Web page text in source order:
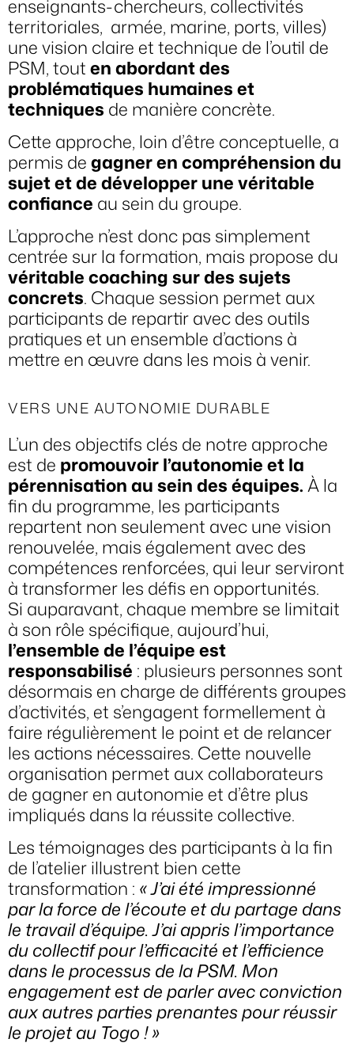
enseignants-chercheurs, collectivités
territoriales, armée, marine, ports, villes)
une vision claire et technique de l’outil de
PSM, touten abordant des
problématiques humaines et
techniques de manière concrète.
Cette approche, loin d’être conceptuelle, a
permis degagner en compréhension du
sujet et de développer une véritable
confiance au sein du groupe.
L’approche n’est donc pas simplement
centrée sur la formation, mais propose du
véritable coaching sur des sujets
concrets. Chaque session permet aux
participants de repartir avec des outils
pratiques et un ensemble d’actions à
mettre en œuvre dans les mois à venir.
VERS UNE AUTONOMIE DURABLE
L’un des objectifs clés de notre approche
est de promouvoir l’autonomie et la
pérennisation au sein des équipes.À la
fin du programme, les participants
repartent non seulement avec une vision
renouvelée, mais également avec des
compétences renforcées, qui leur serviront
à transformer les défis en opportunités.
Si auparavant, chaque membre se limitait
à son rôle spécifique, aujourd’hui,
l’ensemble de l’équipe est
responsabilisé : plusieurs personnes sont
désormais en charge de différents groupes
d’activités, et s’engagent formellement à
faire régulièrement le point et de relancer
les actions nécessaires. Cette nouvelle
organisation permet aux collaborateurs
de gagner en autonomie et d’être plus
impliqués dans la réussite collective.
Les témoignages des participants à la fin
de l’atelier illustrent bien cette
transformation : « J’ai été impressionné
par la force de l’écoute et du partage dans
le travail d’équipe. J’ai appris l’importance
du collectif pour l’efficacité et l’efficience
dans le processus de la PSM. Mon
engagement est de parler avec conviction
aux autres parties prenantes pour réussir
le projet au Togo ! »